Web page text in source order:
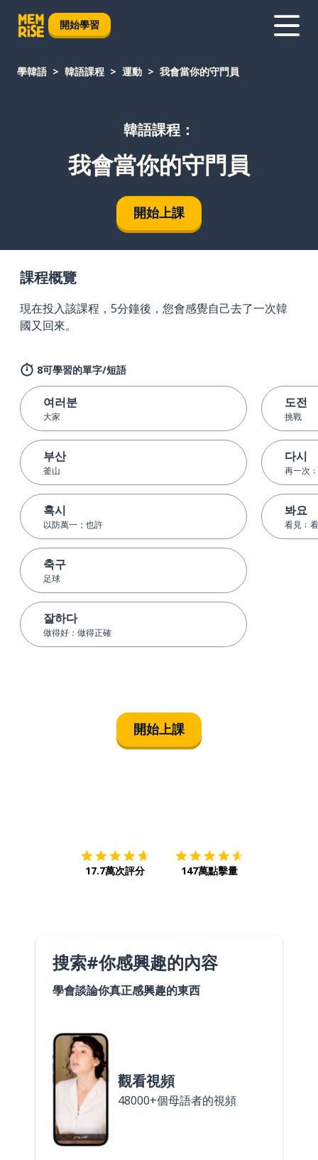
開始學習
學韓語 韓語課程 運動 我會當你的守門員
韓語課程：
我會當你的守門員
開始上課
課程概覽
現在投入該課程，5分鐘後，您會感覺自己去了一次韓
國又回來。
8可學習的單字/短語
여러분
大家
부산
釜山
혹시
以防萬一；也許
축구
足球
잘하다
做得好：做得正確
도전
挑戰
다시
再一次
봐요
看見﹔
開始上課
17.7萬次評分 147萬點擊量
搜索#你感興趣的內容
學會談論你真正感興趣的東西
觀看視頻
48000+個母語者的視頻